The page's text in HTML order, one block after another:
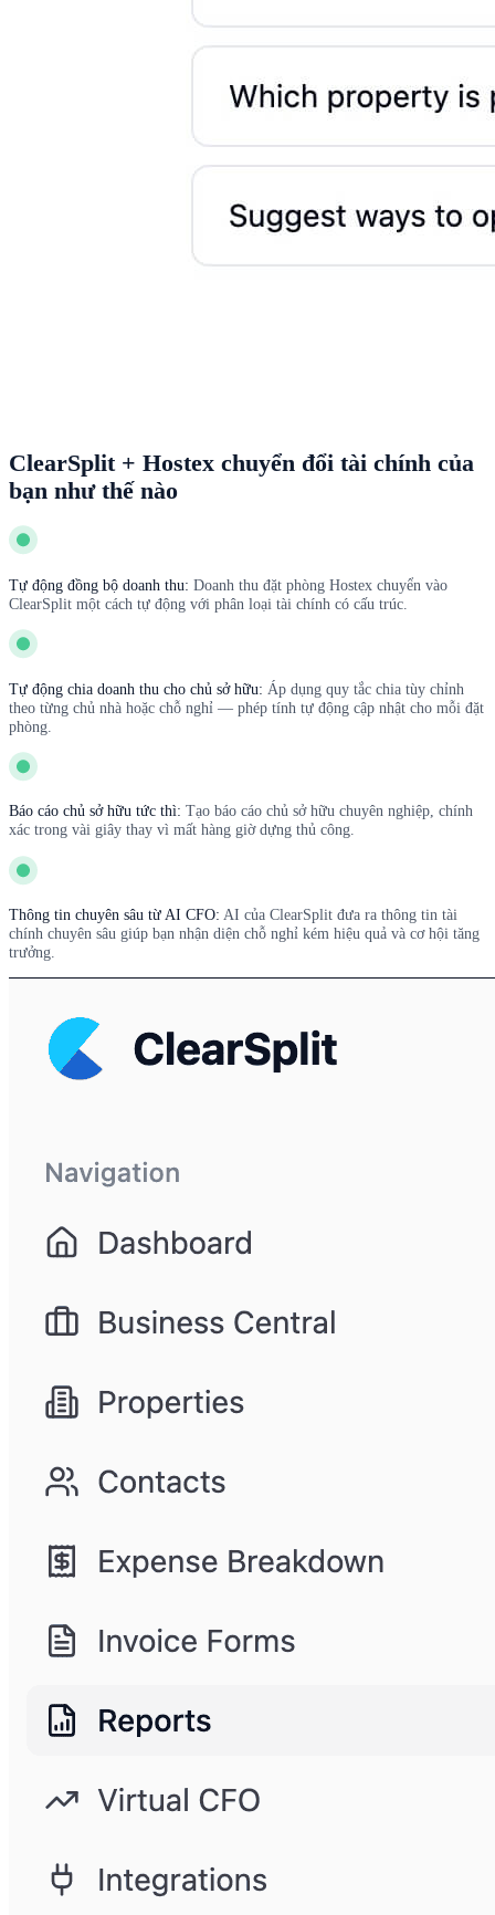
ClearSplit + Hostex chuyển đổi tài chính của
bạn như thế nào
Tự động đồng bộ doanh thu: Doanh thu đặt phòng Hostex chuyển vào
ClearSplit một cách tự động với phân loại tài chính có cấu trúc.
Tự động chia doanh thu cho chủ sở hữu: Áp dụng quy tắc chia tùy chỉnh
theo từng chủ nhà hoặc chỗ nghỉ — phép tính tự động cập nhật cho mỗi đặt
phòng.
Báo cáo chủ sở hữu tức thì: Tạo báo cáo chủ sở hữu chuyên nghiệp, chính
xác trong vài giây thay vì mất hàng giờ dựng thủ công.
Thông tin chuyên sâu từ AI CFO: AI của ClearSplit đưa ra thông tin tài
chính chuyên sâu giúp bạn nhận diện chỗ nghỉ kém hiệu quả và cơ hội tăng
trưởng.